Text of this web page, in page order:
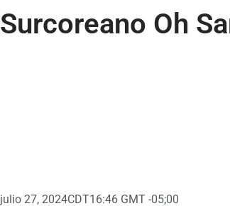
Surcoreano Oh
julio 27, 2024CDT16:46 GMT -05;00